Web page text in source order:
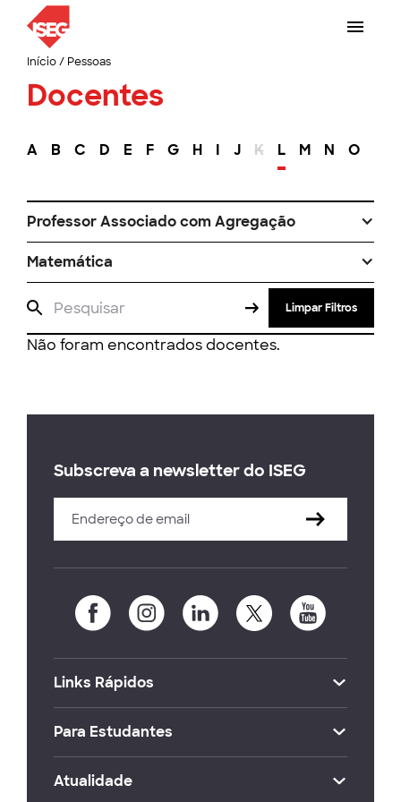
Início/ Pessoas
Docentes
A B C D E F G H I J K L M N O
Professor Associado com Agregação
Matemática
Limpar Filtros
Não foram encontrados docentes.
Subscreva a newsletter do ISEG
Links Rápidos
Para Estudantes
Atualidade